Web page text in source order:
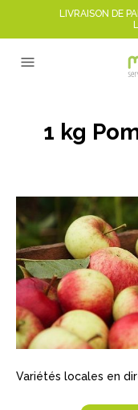
LIVRAISON DE
1 kg
Variétés locales en